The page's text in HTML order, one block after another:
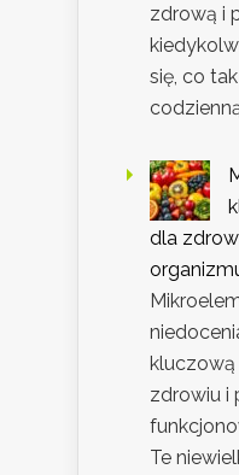
zdrową i
się, co
dla
kluczową
zdrowiu i
Te